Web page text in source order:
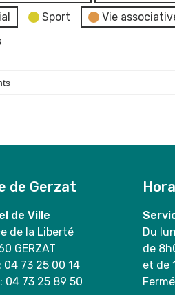
Sport Vie
de Gerzat
de Ville
de la Liberté
GERZAT
04 73 25 00 14
04 73 25 89 50
Du
de
et de